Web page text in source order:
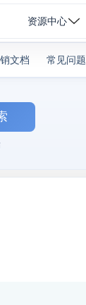
资源中心
文档 常见问题